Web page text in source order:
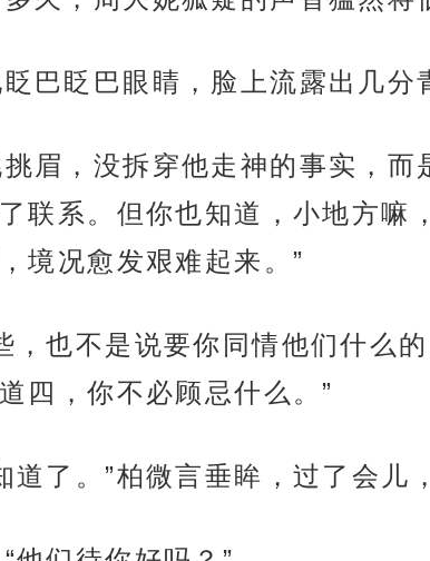
巴眨巴眼睛，脸上流露出几分
眉，没拆穿他走神的事实，
联系。但你也知道，小地方嘛
境况愈发艰难起来。”
，也不是说要你同情他们什么
四，你不必顾忌什么。”
了。”柏微言垂眸，过了会儿